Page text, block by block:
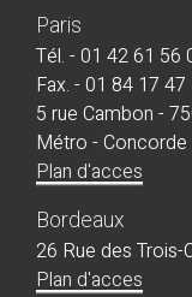
Paris
Tél. - 01 42 61 56
Fax. - 01 84 17 47
5 rue Cambon -
Métro - Concorde
Plan d'acces
Bordeaux
26 Rue des
Plan d'acces